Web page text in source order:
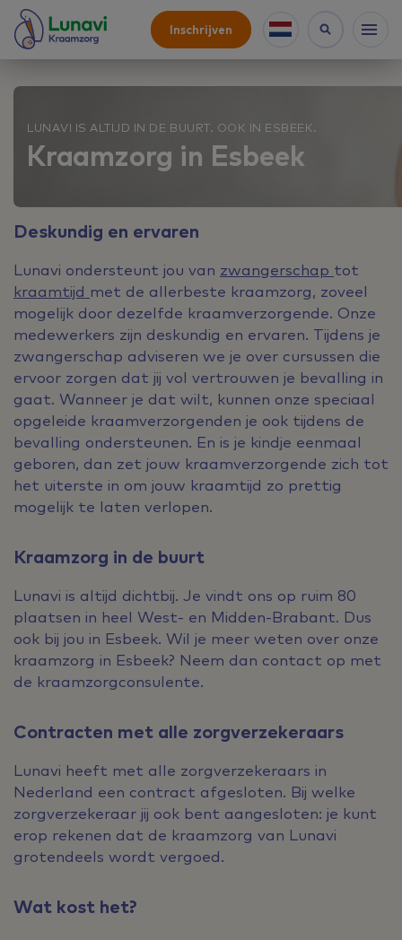
Inschrijven
LUNAVI IS ALTIJD IN DE BUURT. OOK IN ESBEEK.
Kraamzorg in Esbeek
Deskundig en ervaren
Lunavi ondersteunt jou van zwangerschap tot
kraamtijd met de allerbeste kraamzorg, zoveel
mogelijk door dezelfde kraamverzorgende. Onze
medewerkers zijn deskundig en ervaren. Tijdens je
zwangerschap adviseren we je over cursussen die
ervoor zorgen dat jij vol vertrouwen je bevalling in
gaat. Wanneer je dat wilt, kunnen onze speciaal
opgeleide kraamverzorgenden je ook tijdens de
bevalling ondersteunen. En is je kindje eenmaal
geboren, dan zet jouw kraamverzorgende zich tot
het uiterste in om jouw kraamtijd zo prettig
mogelijk te laten verlopen.
Kraamzorg in de buurt
Lunavi is altijd dichtbij. Je vindt ons op ruim 80
plaatsen in heel West- en Midden-Brabant. Dus
ook bij jou in Esbeek. Wil je meer weten over onze
kraamzorg in Esbeek? Neem dan contact op met
de kraamzorgconsulente.
Contracten met alle zorgverzekeraars
Lunavi heeft met alle zorgverzekeraars in
Nederland een contract afgesloten. Bij welke
zorgverzekeraar jij ook bent aangesloten: je kunt
erop rekenen dat de kraamzorg van Lunavi
grotendeels wordt vergoed.
Wat kost het?